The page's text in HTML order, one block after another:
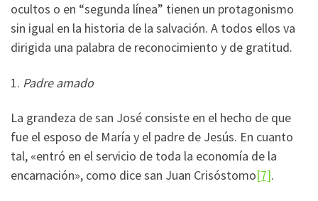
ocultos o en “segunda línea” tienen un protagonismo
sin igual en la historia de la salvación. A todos ellos va
dirigida una palabra de reconocimiento y de gratitud.
1. Padre amado
La grandeza de san José consiste en el hecho de que
fue el esposo de María y el padre de Jesús. En cuanto
tal, «entró en el servicio de toda la economía de la
encarnación», como dice san Juan Crisóstomo[7].